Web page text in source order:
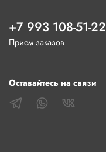
+7 993 108-51-22
Прием заказов
Оставайтесь на связи